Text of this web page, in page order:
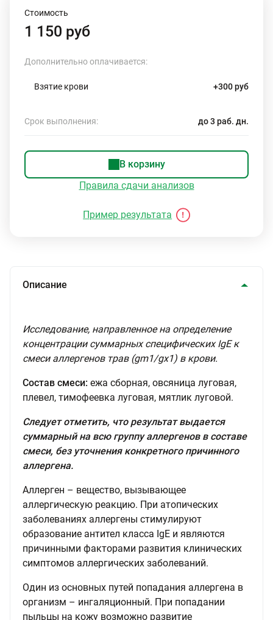
Стоимость
1 150 руб
Дополнительно оплачивается:
Взятие крови +300 руб
Срок выполнения: до 3 раб. дн.
В корзину
Правила сдачи анализов
Пример результата
Описание
Исследование, направленное на определение
концентрации суммарных специфических IgE к
смеси аллергенов трав (gm1/gх1) в крови.
Состав смеси: ежа сборная, овсяница луговая,
плевел, тимофеевка луговая, мятлик луговой.
Следует отметить, что результат выдается
суммарный на всю группу аллергенов в составе
смеси, без уточнения конкретного причинного
аллергена.
Аллерген – вещество, вызывающее
аллергическую реакцию. При атопических
заболеваниях аллергены стимулируют
образование антител класса IgE и являются
причинными факторами развития клинических
симптомов аллергических заболеваний.
Один из основных путей попадания аллергена в
организм – ингаляционный. При попадании
пыльцы на кожу возможно развитие